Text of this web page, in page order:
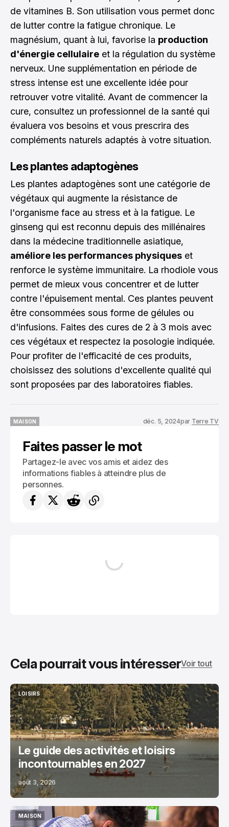
de vitamines B. Son utilisation vous permet donc
de lutter contre la fatigue chronique. Le
magnésium, quant à lui, favorise la production
d'énergie cellulaire et la régulation du système
nerveux. Une supplémentation en période de
stress intense est une excellente idée pour
retrouver votre vitalité. Avant de commencer la
cure, consultez un professionnel de la santé qui
évaluera vos besoins et vous prescrira des
compléments naturels adaptés à votre situation.
Les plantes adaptogènes
Les plantes adaptogènes sont une catégorie de
végétaux qui augmente la résistance de
l'organisme face au stress et à la fatigue. Le
ginseng qui est reconnu depuis des millénaires
dans la médecine traditionnelle asiatique,
améliore les performances physiques et
renforce le système immunitaire. La rhodiole vous
permet de mieux vous concentrer et de lutter
contre l'épuisement mental. Ces plantes peuvent
être consommées sous forme de gélules ou
d'infusions. Faites des cures de 2 à 3 mois avec
ces végétaux et respectez la posologie indiquée.
Pour profiter de l'efficacité de ces produits,
choisissez des solutions d'excellente qualité qui
sont proposées par des laboratoires fiables.
MAISON
déc. 5, 2024par Terre TV
Faites passer le mot
Partagez-le avec vos amis et aidez des
informations fiables à atteindre plus de
personnes.
Cela pourrait vous intéresserVoir tout
LOISIRS
LOISIRS
Le guide des activités et loisirs
incontournables en 2027
août 3, 2026
MAISON
MAISON